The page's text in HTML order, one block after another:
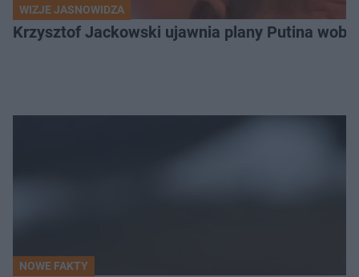
WIZJE JASNOWIDZA
Krzysztof Jackowski ujawnia plany Putina
NOWE FAKTY